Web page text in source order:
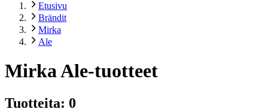
Etusivu
Brändit
Mirka
Ale
Mirka Ale-tuotteet
Tuotteita: 0